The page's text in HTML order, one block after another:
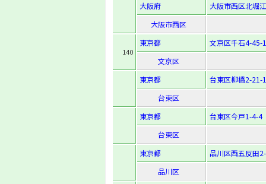
大阪府
大阪市西区北堀
大阪市西区
140
東京都
文京区千石4-45-
文京区
東京都
台東区柳橋2-21-
台東区
東京都
台東区今戸1-4-4
台東区
東京都
品川区西五反田
品川区